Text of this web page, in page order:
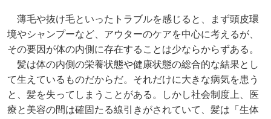
薄毛や抜け毛といったトラブルを感じると、まず頭皮環
境やシャンプーなど、アウターのケアを中心に考えるが、
その要因が体の内側に存在することは少ならからずある。
髪は体の内側の栄養状態や健康状態の総合的な結果とし
て生えているものだからだ。それだけに大きな病気を患う
と、髪を失ってしまうことがある。しかし社会制度上、医
療と美容の間は確固たる線引きがされていて、髪は「生体